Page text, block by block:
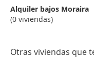
Alquiler bajos Moraira
(0 viviendas)
Otras viviendas que